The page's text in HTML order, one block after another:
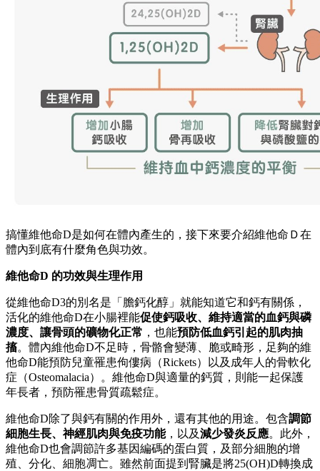
搞懂維他命D是如何在體內產生的，接下來要介紹維他命Ｄ在
體內到底有什麼角色與功效。
維他命D 的功效與生理作用
從維他命D3的別名是「膽鈣化醇」就能知道它和鈣有關係，
活化的維他命D在小腸裡能促使鈣吸收、維持適當的血鈣與磷
濃度、讓骨頭的礦物化正常 ，也能預防低血鈣引起的肌肉抽
搐。體內維他命D不足時，骨骼會變薄、脆或畸形，足夠的維
他命D能預防兒童罹患佝僂病（Rickets）以及成年人的骨軟化
症（Osteomalacia）。維他命D與適量的鈣質，則能一起保護
年長者，預防罹患骨質疏鬆症。
維他命D除了與鈣有關的作用外，還有其他的用途。包含調節
細胞生長、神經肌肉與免疫功能，以及減少發炎反應。此外，
維他命D也會調節許多基因編碼的蛋白質，及部分細胞的增
殖、分化、細胞凋亡。雖然前面提到腎臟是將25(OH)D轉換成